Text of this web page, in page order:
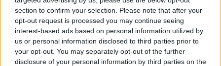
section to confirm your selection. Please note that after your
opt-out request is processed you may continue seeing
interest-based ads based on personal information utilized by
us or personal information disclosed to third parties prior to
your opt-out. You may separately opt-out of the further
disclosure of your personal information by third parties on the
VIDEO:Despre combinațiile imobiliare și veniturile